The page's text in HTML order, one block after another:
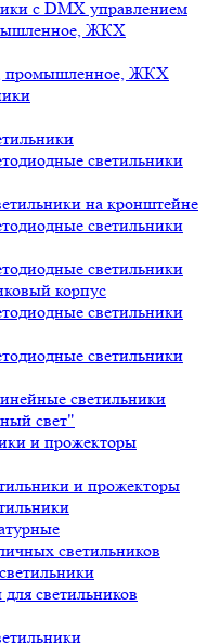
с DMX управлением
ЖКХ
промышленное, ЖКХ
светильники
на кронштейне
светильники
светильники
корпус
светильники
светильники
светильники
свет"
и прожекторы
и прожекторы
светильников
светильников